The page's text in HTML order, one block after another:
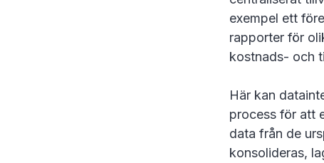
exempel ett
rapporter för
kostnads- och
Här kan
process för att
data från de
konsolideras,